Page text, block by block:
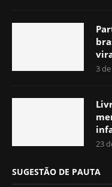
3
23
SUGESTÃO DE PAUTA